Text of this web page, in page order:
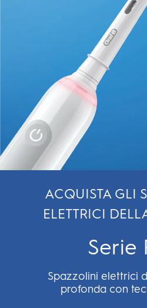
ACQUISTA GLI
ELETTRICI
Serie
Spazzolini elettrici
profonda con